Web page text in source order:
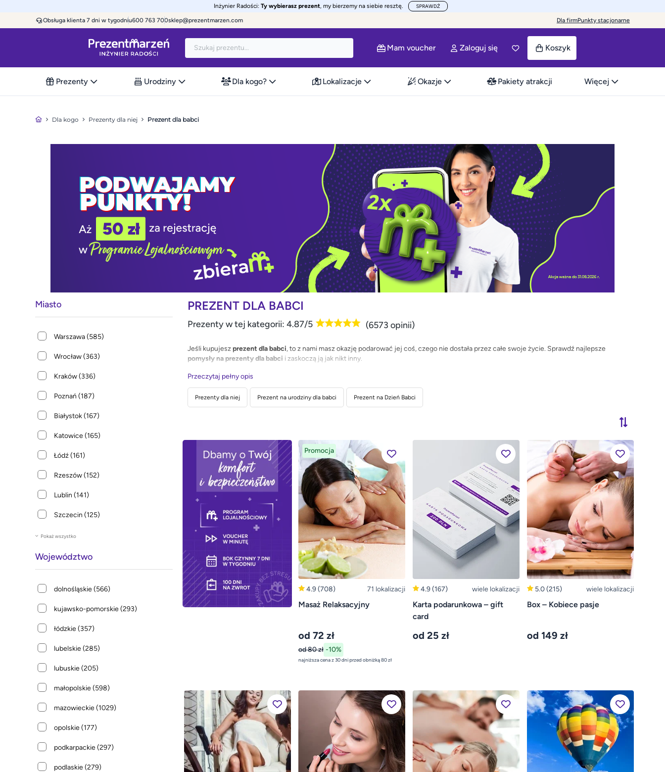
Inżynier Radości: Ty wybierasz prezent, my bierzemy na siebie resztę. SPRAWDŹ
Obsługa klienta 7 dni w tygodniu600 763 700sklep@prezentmarzen.com Dla firmPunkty stacjonarne
Mam voucher Zaloguj się Koszyk
Prezenty Urodziny Dla kogo? Lokalizacje Okazje Pakiety atrakcji Więcej
Dla kogo Prezenty dla niej Prezent dla babci
Miasto
Warszawa(585)
Wrocław(363)
Kraków(336)
Poznań (187)
Białystok(167)
Katowice(165)
Łódź(161)
Rzeszów(152)
Lublin (141)
Szczecin (125)
Pokaż wszystko
Województwo
dolnośląskie(566)
kujawsko-pomorskie(293)
łódzkie(357)
lubelskie(285)
lubuskie(205)
małopolskie(598)
mazowieckie(1029)
opolskie(177)
podkarpackie(297)
podlaskie(279)
PREZENT DLA BABCI
Prezenty w tej kategorii: 4.87/5 (6573 opinii)
Jeśli kupujeszprezent dla babci, to z nami masz okazję podarować jej coś, czego nie dostała przez całe swoje życie. Sprawdź najlepsze
pomysły na prezenty dla babci i zaskoczą ją jak nikt inny.
Przeczytaj pełny opis
Prezenty dla niej Prezent na urodziny dla babci Prezent na Dzień Babci
Promocja
4.9(708) 71 lokalizacji
Masaż Relaksacyjny
od 72 zł
od 80 zł -10%
najniższa cena z 30 dni przed obniżką 80 zł
4.9(167) wiele lokalizacji
Karta podarunkowa – gift
card
od 25 zł
5.0(215) wiele lokalizacji
Box – Kobiece pasje
od 149 zł